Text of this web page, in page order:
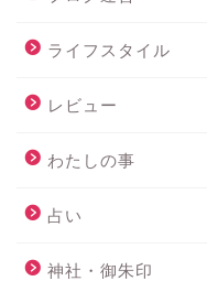
ライフスタイル
レビュー
わたしの事
占い
神社・御朱印